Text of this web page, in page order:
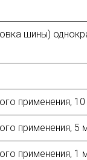
шины)
применения,
применения, 5
применения, 1